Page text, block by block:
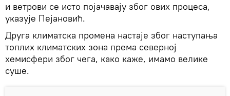
и ветрови се исто појачавају због ових процеса,
указује Пејановић.
Друга климатска промена настаје због наступања
топлих климатских зона према северној
хемисфери због чега, како каже, имамо велике
суше.